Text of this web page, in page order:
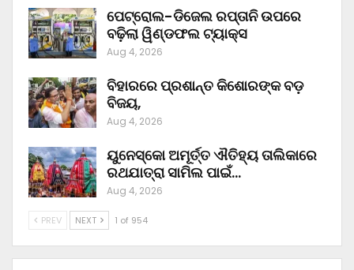
ପେଟ୍ରୋଲ-ଡିଜେଲ ରପ୍ତାନି ଉପରେ
ବଢ଼ିଲା ୱିଣ୍ଡଫଲ ଟ୍ୟାକ୍ସ
Aug 4, 2026
ବିହାରରେ ପ୍ରଶାନ୍ତ କିଶୋରଙ୍କ ବଡ଼
ବିଜୟ,
Aug 4, 2026
ୟୁନେସ୍କୋ ଅମୂର୍ତ୍ତ ଐତିହ୍ୟ ତାଲିକାରେ
ରଥଯାତ୍ରା ସାମିଲ ପାଇଁ…
Aug 4, 2026
PREV NEXT 1 of 954